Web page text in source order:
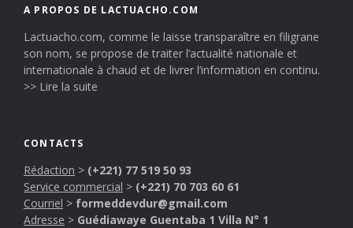
A PROPOS DE LACTUACHO.COM
Lactuacho.com, comme le laisse transparaître en filigrane
son nom, se propose de traiter l’actualité nationale et
internationale à chaud et de livrer l’information en continu.
>> Lire la suite
CONTACTS
Rédaction > (+221) 77 519 50 93
Service commercial > (+221) 70 703 60 61
Courriel > formeddevdur@gmail.com
Adresse > Guédiawaye Guentaba 1 Villa N° 1